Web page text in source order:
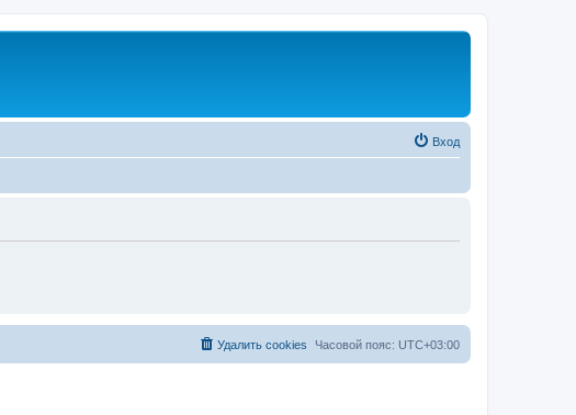
Вход
Часовой пояс: UTC+03:00
Удалить cookies